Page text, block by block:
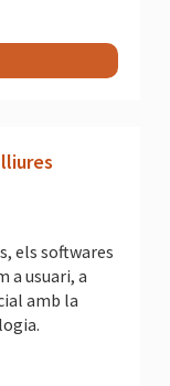
els softwares
a usuari, a
amb la